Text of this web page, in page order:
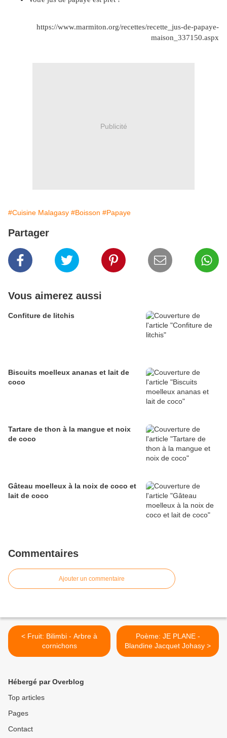
https://www.marmiton.org/recettes/recette_jus-de-papaye-
maison_337150.aspx
Publicité
#Cuisine Malagasy #Boisson #Papaye
Partager
Vous aimerez aussi
Confiture de litchis
Biscuits moelleux ananas et lait de
coco
Tartare de thon à la mangue et noix
de coco
Gâteau moelleux à la noix de coco et
lait de coco
Commentaires
Ajouter un commentaire
< Fruit: Bilimbi - Arbre à
cornichons
Poème: JE PLANE -
Blandine Jacquet Johasy >
Hébergé par Overblog
Top articles
Pages
Contact